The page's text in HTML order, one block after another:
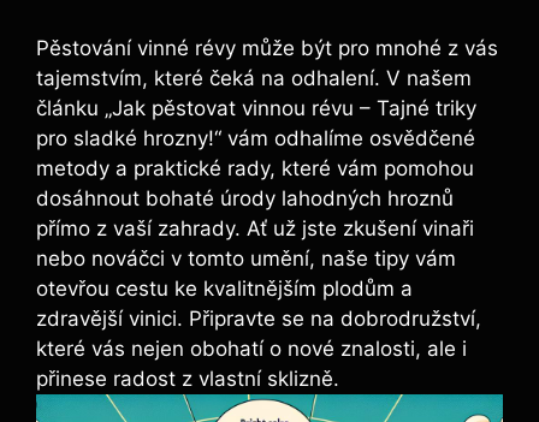
Pěstování vinné révy ‍může ​být ⁤pro mnohé z vás
‍tajemstvím, které čeká na odhalení. V‌ našem
článku „Jak pěstovat vinnou révu – Tajné triky
pro sladké hrozny!“ vám odhalíme osvědčené
metody ⁣a praktické rady, které vám pomohou
dosáhnout⁤ bohaté ⁤úrody lahodných hroznů
⁤přímo z vaší zahrady. Ať už jste zkušení vinaři
nebo nováčci v tomto umění, naše tipy vám
otevřou cestu ke kvalitnějším plodům a
zdravější vinici. Připravte se na dobrodružství,
které vás nejen obohatí o nové znalosti, ale i
přinese ⁤radost z vlastní sklizně.